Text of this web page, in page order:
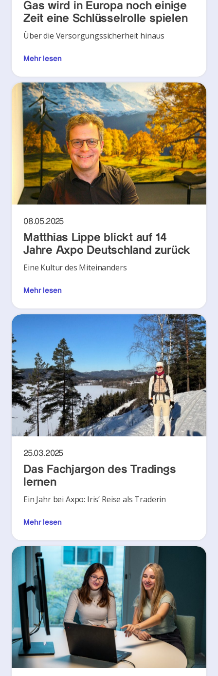
Gas wird in Europa noch einige
Zeit eine Schlüsselrolle spielen
Über die Versorgungssicherheit hinaus
Mehr lesen
08.05.2025
Matthias Lippe blickt auf 14
Jahre Axpo Deutschland zurück
Eine Kultur des Miteinanders
Mehr lesen
25.03.2025
Das Fachjargon des Tradings
lernen
Ein Jahr bei Axpo: Iris’ Reise als Traderin
Mehr lesen